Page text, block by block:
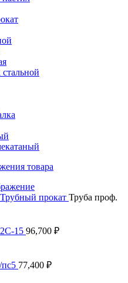
Трубный прокат Труба проф.
15 96,700 ₽
77,400 ₽